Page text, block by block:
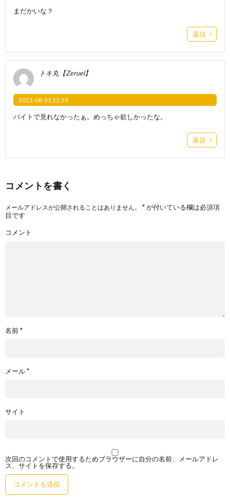
まだかいな？
返信
トキ丸【Zeruel】
2021-08-31 22:58
バイトで見れなかったぁ。めっちゃ欲しかったな。
返信
コメントを書く
メールアドレスが公開されることはありません。 *が付いている欄は必須項
目です
コメント
名前*
メール*
サイト
次回のコメントで使用するためブラウザーに自分の名前、メールアドレ
ス、サイトを保存する。